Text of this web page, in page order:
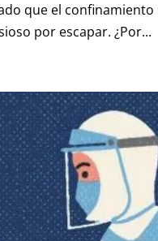
que el
por escapar. ¿Por...